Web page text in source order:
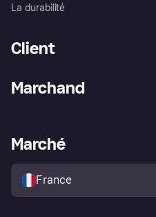
La durabilité
Client
Explorez les magasins
Politique de protection de
l’acheteur Klarna
Marchand
Portail Marchand
Marché
France